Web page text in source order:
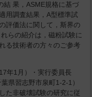
結 果，ASME規格に基づ
用調査結果，A型標準試
評価法に関して，斯界の
らの紹介は，磁粉試験に
る技術者の方々のご参考
年1月）・実行委員長
習志野市泉町1-2-1）
非破壊試験の研究に従